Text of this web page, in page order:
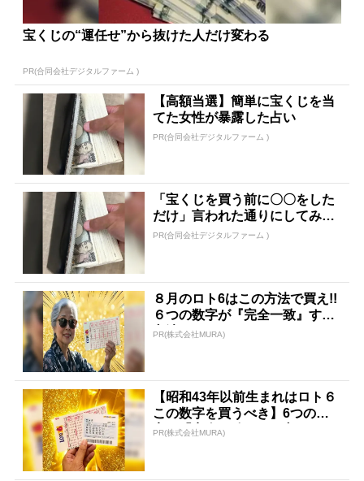
宝くじの“運任せ”から抜けた人だけ変わる
PR(合同会社デジタルファーム )
【高額当選】簡単に宝くじを当
てた女性が暴露した占い
PR(合同会社デジタルファーム )
「宝くじを買う前に〇〇をした
だけ」言われた通りにしてみた
ら…
PR(合同会社デジタルファーム )
８月のロト6はこの方法で買え!!
６つの数字が『完全一致』する
方法
PR(株式会社MURA)
【昭和43年以前生まれはロト６
この数字を買うべき】6つの数
字が「完全一致」する方...
PR(株式会社MURA)